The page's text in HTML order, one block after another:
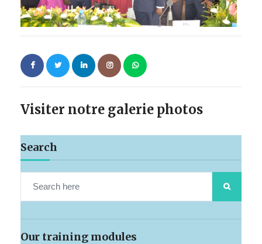
Visiter notre galerie photos
Search
Our training modules